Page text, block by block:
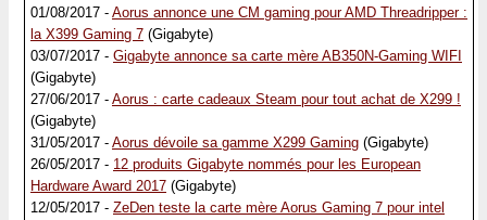
01/08/2017 - Aorus annonce une CM gaming pour AMD Threadripper :
la X399 Gaming 7 (Gigabyte)
03/07/2017 - Gigabyte annonce sa carte mère AB350N-Gaming WIFI
(Gigabyte)
27/06/2017 - Aorus : carte cadeaux Steam pour tout achat de X299 !
(Gigabyte)
31/05/2017 - Aorus dévoile sa gamme X299 Gaming (Gigabyte)
26/05/2017 - 12 produits Gigabyte nommés pour les European
Hardware Award 2017 (Gigabyte)
12/05/2017 - ZeDen teste la carte mère Aorus Gaming 7 pour intel